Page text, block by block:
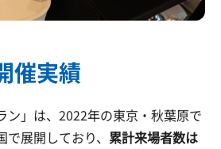
催実績
ン」は、2022年の東京・秋葉原で
展開しており、 累計来場者数は